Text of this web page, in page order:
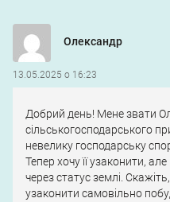
Олександр
13.05.2025 о 16:23
Добрий день! Мене звати
сільськогосподарського
невелику господарську
Тепер хочу її узаконити,
через статус землі.
узаконити самовільно